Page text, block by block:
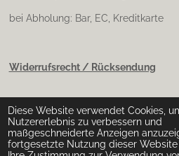
Diese Website verwendet Cookies,
Nutzererlebnis zu verbessern und
maßgeschneiderte Anzeigen
fortgesetzte Nutzung dieser
bei Abholung: Bar, EC, Kreditkarte
Widerrufsrecht / Rücksendung
Impressum & Datenschutz